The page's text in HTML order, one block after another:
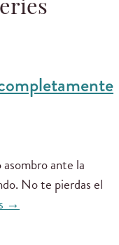
ante la
No te pierdas el
→